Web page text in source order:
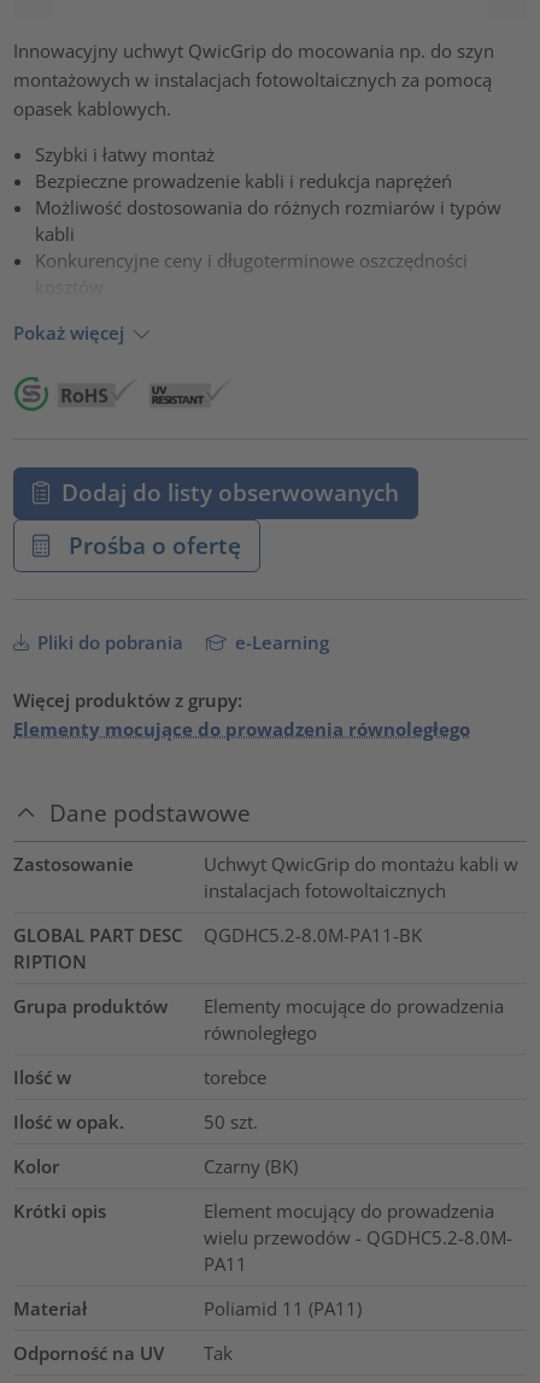
Innowacyjny uchwyt QwicGrip do mocowania np. do szyn
montażowych w instalacjach fotowoltaicznych za pomocą
opasek kablowych.
Szybki i łatwy montaż
Bezpieczne prowadzenie kabli i redukcja naprężeń
Możliwość dostosowania do różnych rozmiarów i typów
kabli
Konkurencyjne ceny i długoterminowe oszczędności
Pokaż więcej
Dodaj do listy obserwowanych
Prośba o ofertę
Pliki do pobrania e-Learning
Więcej produktów z grupy:
Elementy mocujące do prowadzenia równoległego
Dane podstawowe
Zastosowanie
Uchwyt QwicGrip do montażu kabli w
instalacjach fotowoltaicznych
GLOBAL PART DESC
RIPTION
QGDHC5.2-8.0M-PA11-BK
Grupa produktów
Elementy mocujące do prowadzenia
równoległego
Ilość w
torebce
Ilość w opak.
50 szt.
Kolor
Czarny (BK)
Krótki opis
Element mocujący do prowadzenia
wielu przewodów - QGDHC5.2-8.0M-
PA11
Materiał
Poliamid 11 (PA11)
Odporność na UV
Tak